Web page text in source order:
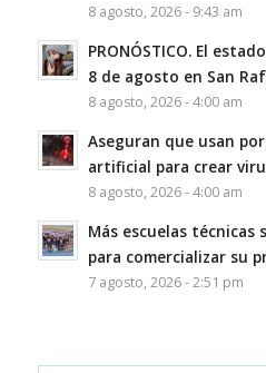
8 agosto, 2026 - 9:43 am
PRONÓSTICO. El
8 de agosto en San
8 agosto, 2026 - 4:00 am
Aseguran que usan
artificial para crear
8 agosto, 2026 - 4:00 am
Más escuelas técnicas
para comercializar su
7 agosto, 2026 - 2:51 pm